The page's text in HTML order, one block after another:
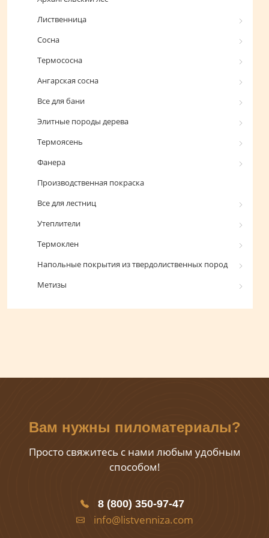
Лиственница
Сосна
Термососна
Ангарская сосна
Все для бани
Элитные породы дерева
Термоясень
Фанера
Производственная покраска
Все для лестниц
Утеплители
Термоклен
Напольные покрытия из твердолиственных пород
Метизы
Вам нужны пиломатериалы?
Просто свяжитесь с нами любым удобным
способом!
8 (800) 350-97-47
info@listvenniza.com